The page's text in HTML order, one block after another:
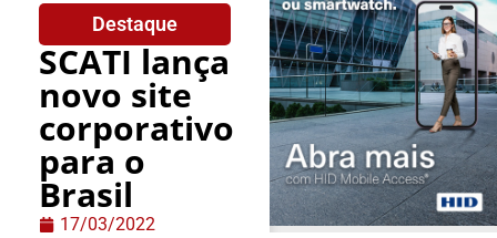
Destaque
SCATI lança
novo site
corporativo
para o
Brasil
17/03/2022